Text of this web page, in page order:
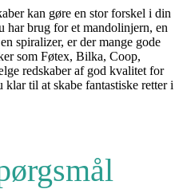
kan gøre en stor forskel i din
har brug for et mandolinjern, en
spiralizer, er der mange gode
som Føtex, Bilka, Coop,
redskaber af god kvalitet for
klar til at skabe fantastiske retter i